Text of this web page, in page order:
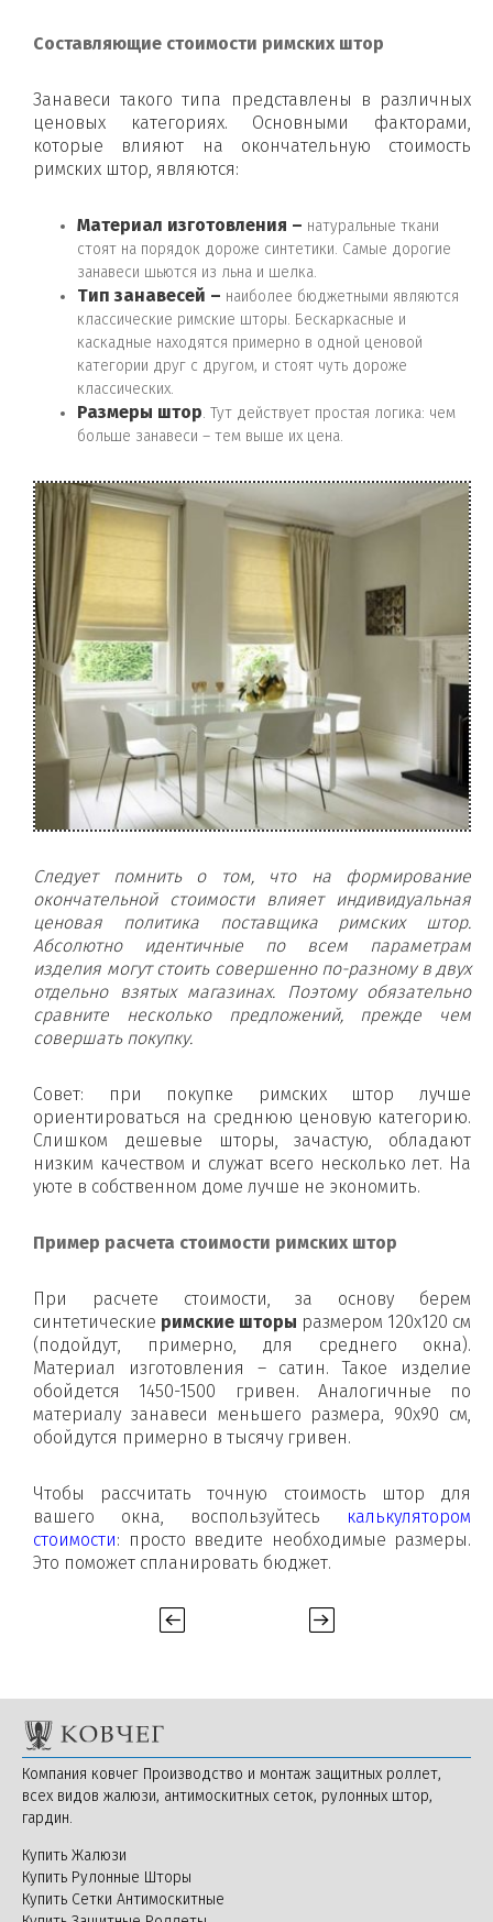
Составляющие стоимости римских штор
Занавеси такого типа представлены в различных
ценовых категориях. Основными факторами,
которые влияют на окончательную стоимость
римских штор, являются:
Материал изготовления – натуральные ткани
стоят на порядок дороже синтетики. Самые дорогие
занавеси шьются из льна и шелка.
Тип занавесей – наиболее бюджетными являются
классические римские шторы. Бескаркасные и
каскадные находятся примерно в одной ценовой
категории друг с другом, и стоят чуть дороже
классических.
Размеры штор. Тут действует простая логика: чем
больше занавеси – тем выше их цена.
Следует помнить о том, что на формирование
окончательной стоимости влияет индивидуальная
ценовая политика поставщика римских штор.
Абсолютно идентичные по всем параметрам
изделия могут стоить совершенно по-разному в двух
отдельно взятых магазинах. Поэтому обязательно
сравните несколько предложений, прежде чем
совершать покупку.
Совет: при покупке римских штор лучше
ориентироваться на среднюю ценовую категорию.
Слишком дешевые шторы, зачастую, обладают
низким качеством и служат всего несколько лет. На
уюте в собственном доме лучше не экономить.
Пример расчета стоимости римских штор
При расчете стоимости, за основу берем
синтетические римские шторы размером 120х120 см
(подойдут, примерно, для среднего окна).
Материал изготовления – сатин. Такое изделие
обойдется 1450-1500 гривен. Аналогичные по
материалу занавеси меньшего размера, 90х90 см,
обойдутся примерно в тысячу гривен.
Чтобы рассчитать точную стоимость штор для
вашего окна, воспользуйтесь
калькулятором
стоимости: просто введите необходимые размеры.
Это поможет спланировать бюджет.
Компания ковчег Производство и монтаж защитных роллет,
всех видов жалюзи, антимоскитных сеток, рулонных штор,
гардин.
Купить Жалюзи
Купить Рулонные Шторы
Купить Сетки Антимоскитные